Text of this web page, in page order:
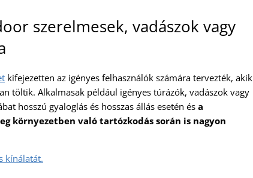
szerelmesek, vadászok vagy
kifejezetten az igényes felhasználók számára tervezték, akik
töltik. Alkalmasak például igényes túrázók, vadászok vagy
hosszú gyaloglás és hosszas állás esetén és a
környezetben való tartózkodás során is nagyon
kínálatát.